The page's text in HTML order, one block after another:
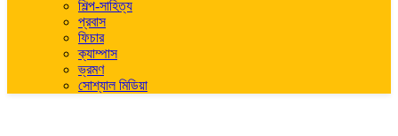
শিল্প-সাহিত্য
প্রবাস
ফিচার
ক্যাম্পাস
ভ্রমণ
সোশ্যাল মিডিয়া